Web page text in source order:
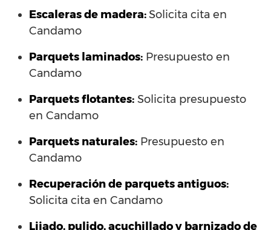
Escaleras de madera:Solicita cita en
Candamo
Parquets laminados: Presupuesto en
Candamo
Parquets flotantes: Solicita presupuesto
en Candamo
Parquets naturales: Presupuesto en
Candamo
Recuperación de parquets antiguos:
Solicita cita en Candamo
Lijado, pulido, acuchillado y barnizado de